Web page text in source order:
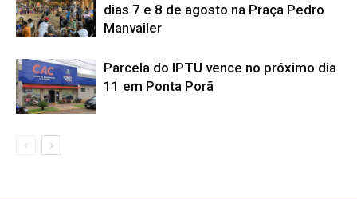
dias 7 e 8 de agosto na Praça Pedro
Manvailer
Parcela do IPTU vence no próximo dia
11 em Ponta Porã